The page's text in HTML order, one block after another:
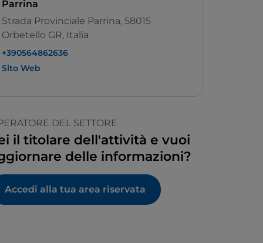
Parrina
Strada Provinciale Parrina, 58015
Orbetello GR, Italia
+390564862636
Sito Web
DEL SETTORE
il titolare dell'attività e vuoi
delle informazioni?
Accedi alla tua area riservata